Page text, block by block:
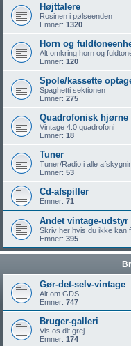
Højttalere
Rosinen i pølseenden
Emner: 1320
Horn og
Alt omkring horn og
Emner: 120
Spole/kassette
Spaghetti sektionen
Emner: 275
Quadrofonisk hjørne
Vintage 4.0 quadrofoni
Emner: 18
Tuner
Tuner/Radio i alle
Emner: 53
Cd-afspiller
Emner: 71
Andet vintage-udstyr
Skriv her hvis du ikke kan
Emner: 395
Gør-det-selv-vintage
Alt om GDS
Emner: 747
Bruger-galleri
Vis os dit grej
Emner: 174